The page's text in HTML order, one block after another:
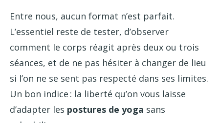
Entre nous, aucun format n’est parfait.
L’essentiel reste de tester, d’observer
comment le corps réagit après deux ou trois
séances, et de ne pas hésiter à changer de lieu
si l’on ne se sent pas respecté dans ses limites.
Un bon indice : la liberté qu’on vous laisse
d’adapter les postures de yoga sans